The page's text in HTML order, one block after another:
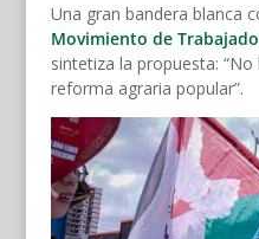
Una gran bandera blanca
Movimiento de
sintetiza la propuesta:
reforma agraria popular”.